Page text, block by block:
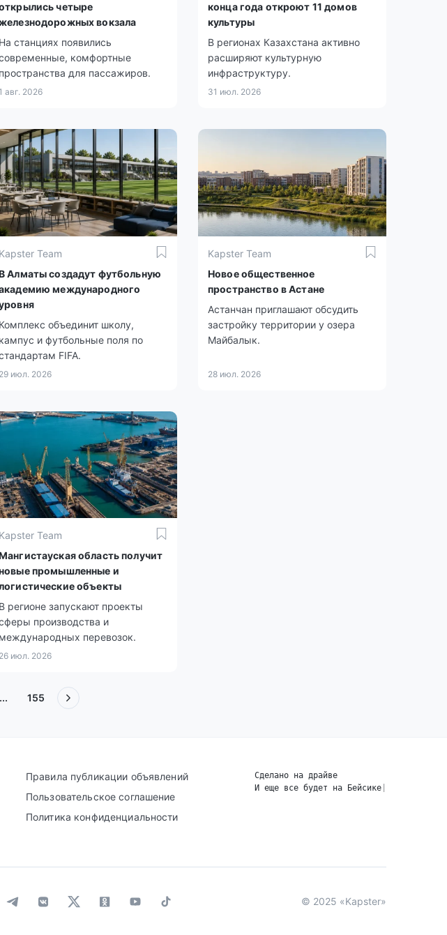
четыре
вокзала
На станциях появились
комфортные
пространства для пассажиров.
авг. 2026
конца года откроют 11 домов
культуры
В регионах Казахстана активно
расширяют культурную
инфраструктуру.
31 июл. 2026
Kapster Team
Алматы создадут футбольную
международного
Комплекс объединит школу,
кампус и футбольные поля по
FIFA.
29 июл. 2026
Kapster Team
Новое общественное
пространство в Астане
Астанчан приглашают обсудить
застройку территории у озера
Майбалык.
28 июл. 2026
Kapster Team
область получит
промышленные и
объекты
В регионе запускают проекты
производства и
международных перевозок.
26 июл. 2026
... 155
Правила публикации объявлений
Пользовательское соглашение
Политика конфиденциальности
Сделано на драйве
И еще все будет на Бейсике
© 2025 «Kapster»